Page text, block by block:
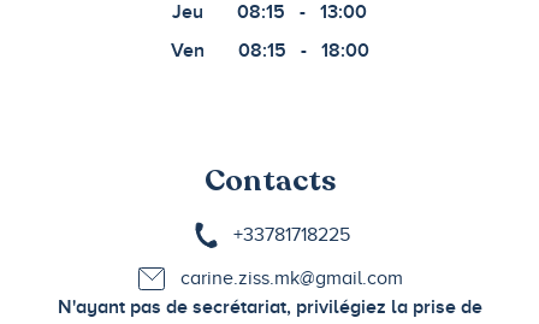
Jeu
08:15 -
13:00
Ven
08:15 - 18:00
Contacts
+33781718225
carine.ziss.mk@gmail.com
N'ayant pas de secrétariat, privilégiez la prise de